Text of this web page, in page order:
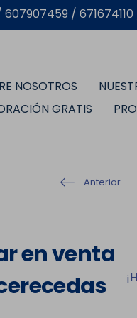
/
NOSOTROS
GRATIS
Anterior
en venta